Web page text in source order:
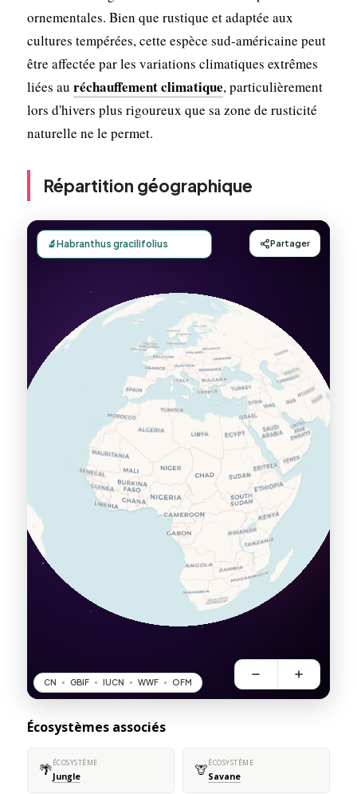
ornementales. Bien que rustique et adaptée aux
cultures tempérées, cette espèce sud-américaine peut
être affectée par les variations climatiques extrêmes
liées au réchauffement climatique, particulièrement
lors d'hivers plus rigoureux que sa zone de rusticité
naturelle ne le permet.
Répartition géographique
Écosystèmes associés
🌴ÉCOSYSTÈME
Jungle 🦒ÉCOSYSTÈME
Savane